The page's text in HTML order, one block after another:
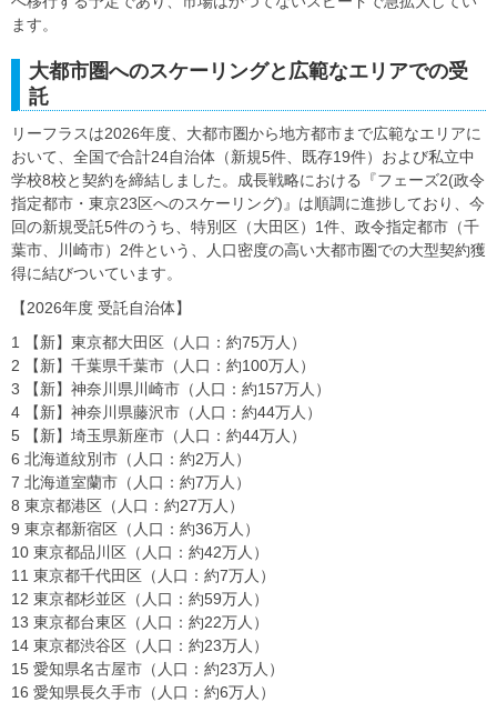
ます。
大都市圏へのスケーリングと広範なエリアでの受
託
リーフラスは2026年度、大都市圏から地方都市まで広範なエリアに
おいて、全国で合計24自治体（新規5件、既存19件）および私立中
学校8校と契約を締結しました。成長戦略における『フェーズ2(政令
指定都市・東京23区へのスケーリング)』は順調に進捗しており、今
回の新規受託5件のうち、特別区（大田区）1件、政令指定都市（千
葉市、川崎市）2件という、人口密度の高い大都市圏での大型契約獲
得に結びついています。
【2026年度 受託自治体】
1 【新】東京都大田区（人口：約75万人）
2 【新】千葉県千葉市（人口：約100万人）
3 【新】神奈川県川崎市（人口：約157万人）
4 【新】神奈川県藤沢市（人口：約44万人）
5 【新】埼玉県新座市（人口：約44万人）
6 北海道紋別市（人口：約2万人）
7 北海道室蘭市（人口：約7万人）
8 東京都港区（人口：約27万人）
9 東京都新宿区（人口：約36万人）
10 東京都品川区（人口：約42万人）
11 東京都千代田区（人口：約7万人）
12 東京都杉並区（人口：約59万人）
13 東京都台東区（人口：約22万人）
14 東京都渋谷区（人口：約23万人）
15 愛知県名古屋市（人口：約23万人）
16 愛知県長久手市（人口：約6万人）